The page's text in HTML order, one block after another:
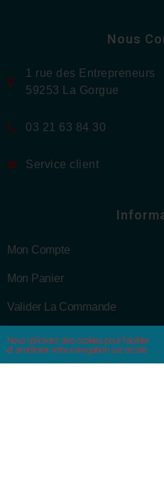
Nous
1 rue des Entrepreneurs
59253 La Gorgue
03 21 63 84 30
Service client
Mon Compte
Mon Panier
Valider La Commande
Mentions Légales
CGV
Nous utilisions des cookies pour faciliter
et améliorer votre navigation sur ce site